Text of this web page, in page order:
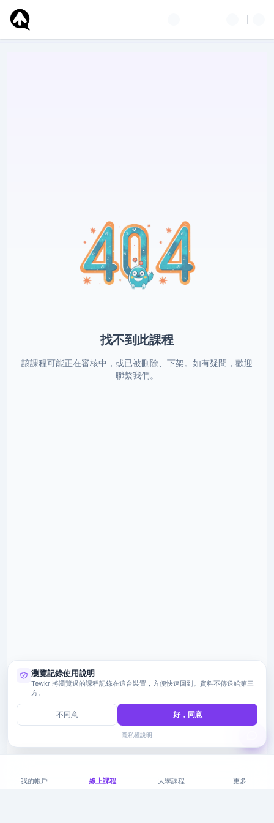
找不到此課程
該課程可能正在審核中，或已被刪除、下架。如有疑問，歡迎
聯繫我們。
我的帳戶 線上課程 大學課程 更多
瀏覽記錄使用說明
Tewkr 將瀏覽過的課程記錄在這台裝置，方便快速回到。資料不傳送給第三
方。
不同意 好，同意
隱私權說明